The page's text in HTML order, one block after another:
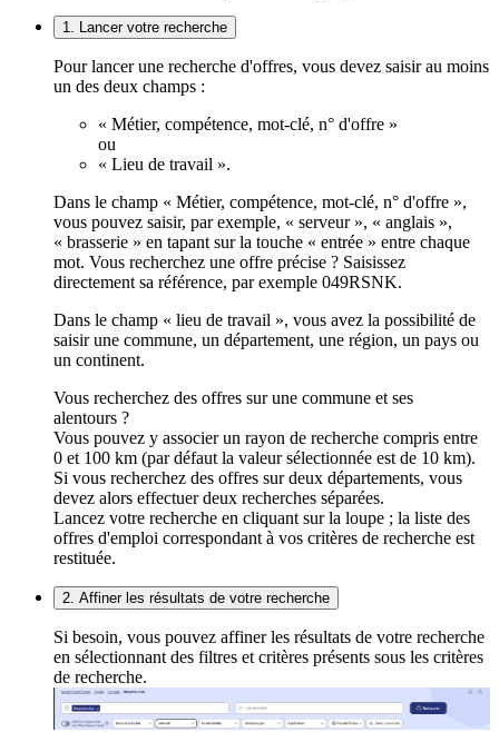
1. Lancer votre recherche
Pour lancer une recherche d'offres, vous devez saisir au moins
un des deux champs :
« Métier, compétence, mot-clé, n° d'offre »
ou
« Lieu de travail ».
Dans le champ « Métier, compétence, mot-clé, n° d'offre »,
vous pouvez saisir, par exemple, « serveur », « anglais »,
« brasserie » en tapant sur la touche « entrée » entre chaque
mot. Vous recherchez une offre précise ? Saisissez
directement sa référence, par exemple 049RSNK.
Dans le champ « lieu de travail », vous avez la possibilité de
saisir une commune, un département, une région, un pays ou
un continent.
Vous recherchez des offres sur une commune et ses
alentours ?
Vous pouvez y associer un rayon de recherche compris entre
0 et 100 km (par défaut la valeur sélectionnée est de 10 km).
Si vous recherchez des offres sur deux départements, vous
devez alors effectuer deux recherches séparées.
Lancez votre recherche en cliquant sur la loupe ; la liste des
offres d'emploi correspondant à vos critères de recherche est
restituée.
2. Affiner les résultats de votre recherche
Si besoin, vous pouvez affiner les résultats de votre recherche
en sélectionnant des filtres et critères présents sous les critères
de recherche.